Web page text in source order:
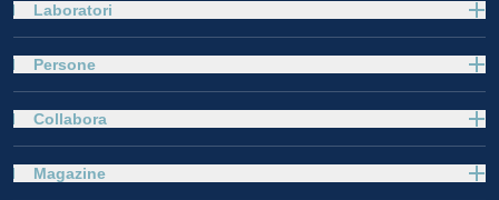
Laboratori
Persone
Collabora
Magazine